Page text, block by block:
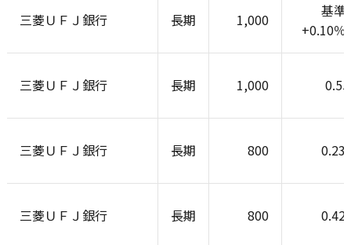
三菱ＵＦＪ銀行 長期 1,000
基準
+0.10％
三菱ＵＦＪ銀行 長期 1,000
三菱ＵＦＪ銀行 長期 800
三菱ＵＦＪ銀行 長期 800